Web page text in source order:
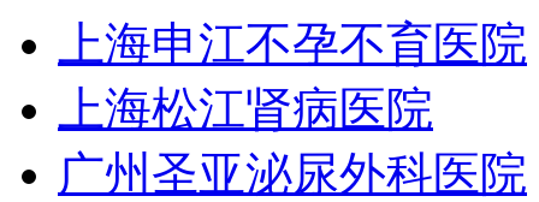
上海申江不孕不育医院
上海松江肾病医院
广州圣亚泌尿外科医院